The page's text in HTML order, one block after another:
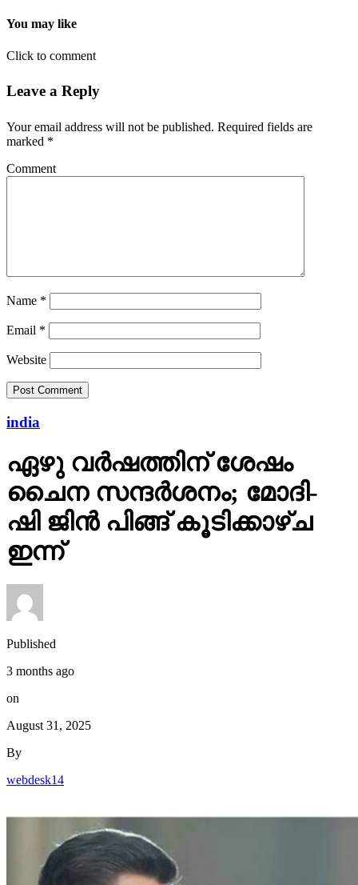
You may like
Click to comment
Leave a Reply
Your email address will not be published. Required fields are
marked *
Comment
Name *
Email *
Website
india
ഏഴു വർഷത്തിന് ശേഷം
ചൈന സന്ദർശനം; മോദി-
ഷി ജിൻ പിങ്ങ് കൂടിക്കാഴ്ച
ഇന്ന്
Published
3 months ago
on
August 31, 2025
By
webdesk14